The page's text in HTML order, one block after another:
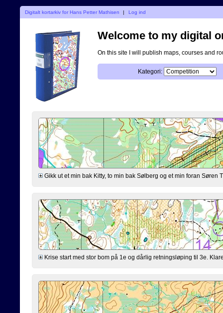
Digitalt kortarkiv for Hans Petter Mathisen | Log ind
Welcome to my digital
On this site I will publish maps, courses and
Kategori:
Gikk ut et min bak Kitty, to min bak Sølberg og et min foran
Krise start med stor bom på 1e og dårlig retningsløping til 3e.